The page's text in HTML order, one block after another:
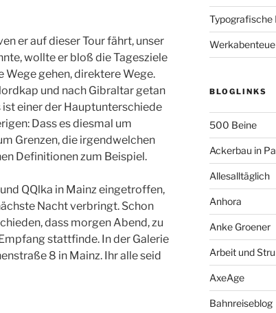
er auf dieser Tour fährt, unser
wollte er bloß die Tagesziele
Wege gehen, direktere Wege.
und nach Gibraltar getan
ist einer der Hauptunterschiede
Dass es diesmal um
Grenzen, die irgendwelchen
Definitionen zum Beispiel.
QQlka in Mainz eingetroffen,
Nacht verbringt. Schon
dass morgen Abend, zu
stattfinde. In der Galerie
8 in Mainz. Ihr alle seid
Typografische
BLOGLINKS
500 Beine
Ackerbau in
Allesalltäglich
Anhora
Anke Groener
Arbeit und
AxeAge
Bahnreiseblog